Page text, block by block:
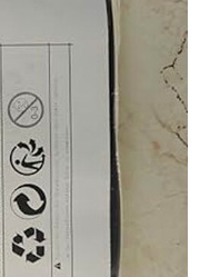
à 100
que vous
de votre
sinon nous